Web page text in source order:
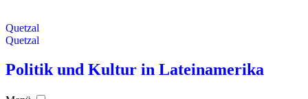
Quetzal
Quetzal
Politik und Kultur in Lateinamerika